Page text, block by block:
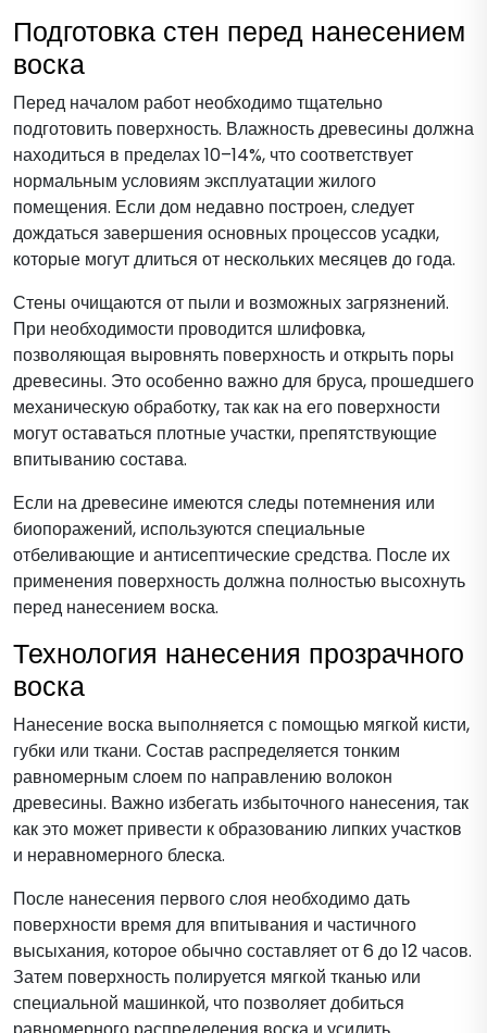
Подготовка стен перед нанесением
воска
Перед началом работ необходимо тщательно
подготовить поверхность. Влажность древесины должна
находиться в пределах 10–14%, что соответствует
нормальным условиям эксплуатации жилого
помещения. Если дом недавно построен, следует
дождаться завершения основных процессов усадки,
которые могут длиться от нескольких месяцев до года.
Стены очищаются от пыли и возможных загрязнений.
При необходимости проводится шлифовка,
позволяющая выровнять поверхность и открыть поры
древесины. Это особенно важно для бруса, прошедшего
механическую обработку, так как на его поверхности
могут оставаться плотные участки, препятствующие
впитыванию состава.
Если на древесине имеются следы потемнения или
биопоражений, используются специальные
отбеливающие и антисептические средства. После их
применения поверхность должна полностью высохнуть
перед нанесением воска.
Технология нанесения прозрачного
воска
Нанесение воска выполняется с помощью мягкой кисти,
губки или ткани. Состав распределяется тонким
равномерным слоем по направлению волокон
древесины. Важно избегать избыточного нанесения, так
как это может привести к образованию липких участков
и неравномерного блеска.
После нанесения первого слоя необходимо дать
поверхности время для впитывания и частичного
высыхания, которое обычно составляет от 6 до 12 часов.
Затем поверхность полируется мягкой тканью или
специальной машинкой, что позволяет добиться